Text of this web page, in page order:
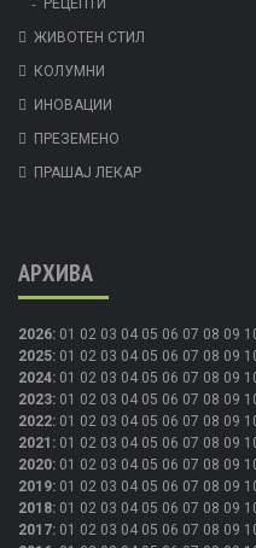
РЕЦЕПТИ
ЖИВОТЕН СТИЛ
КОЛУМНИ
ИНОВАЦИИ
ПРЕЗЕМЕНО
ПРАШАЈ ЛЕКАР
АРХИВА
2026: 01 02 03 04 05 06 07 08 09
2025: 01 02 03 04 05 06 07 08 09
2024: 01 02 03 04 05 06 07 08 09
2023: 01 02 03 04 05 06 07 08 09
2022: 01 02 03 04 05 06 07 08 09
2021 : 01 02 03 04 05 06 07 08 09
2020: 01 02 03 04 05 06 07 08 09
2019: 01 02 03 04 05 06 07 08 09
2018: 01 02 03 04 05 06 07 08 09
2017: 01 02 03 04 05 06 07 08 09